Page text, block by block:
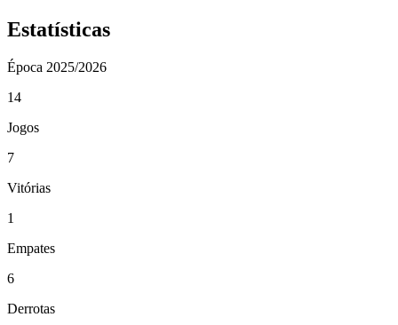
Estatísticas
Época 2025/2026
14
Jogos
7
Vitórias
1
Empates
6
Derrotas